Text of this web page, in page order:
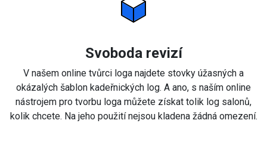
Svoboda revizí
V našem online tvůrci loga najdete stovky úžasných a
okázalých šablon kadeřnických log. A ano, s naším online
nástrojem pro tvorbu loga můžete získat tolik log salonů,
kolik chcete. Na jeho použití nejsou kladena žádná omezení.